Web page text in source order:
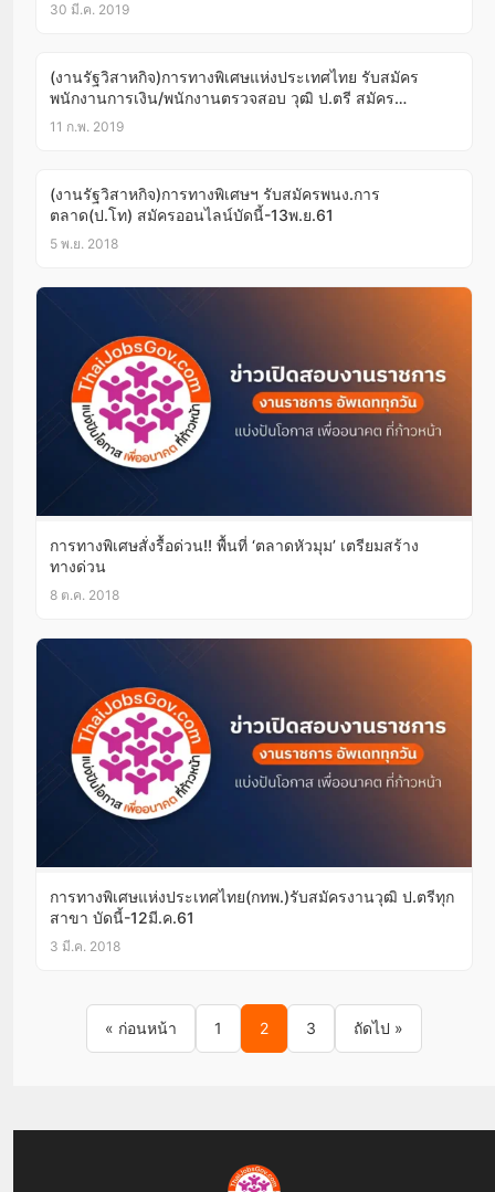
30 มี.ค. 2019
(งานรัฐวิสาหกิจ)การทางพิเศษแห่งประเทศไทย รับสมัคร
พนักงานการเงิน/พนักงานตรวจสอบ วุฒิ ป.ตรี สมัคร
ออนไลน์18ก.พ.-5มี.ค.62
11 ก.พ. 2019
(งานรัฐวิสาหกิจ)การทางพิเศษฯ รับสมัครพนง.การ
ตลาด(ป.โท) สมัครออนไลน์บัดนี้-13พ.ย.61
5 พ.ย. 2018
การทางพิเศษสั่งรื้อด่วน!! พื้นที่ ‘ตลาดหัวมุม’ เตรียมสร้าง
ทางด่วน
8 ต.ค. 2018
การทางพิเศษแห่งประเทศไทย(กทพ.)รับสมัครงานวุฒิ ป.ตรีทุก
สาขา บัดนี้-12มี.ค.61
3 มี.ค. 2018
Posts pagination
« ก่อนหน้า 1 2 3 ถัดไป »